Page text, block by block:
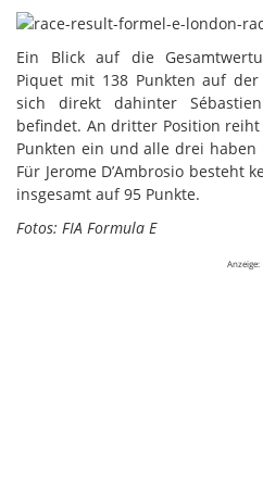
Ein Blick auf die
Piquet mit 138 Punkten auf
sich direkt dahinter
befindet. An dritter Position
Punkten ein und alle drei haben
Für Jerome D’Ambrosio besteht
insgesamt auf 95 Punkte.
Fotos: FIA Formula E
Anzeige: